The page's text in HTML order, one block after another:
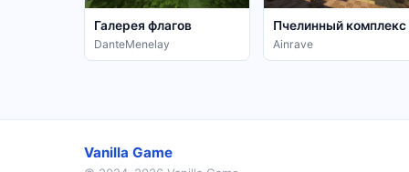
Галерея флагов
DanteMenelay
Пчелинный комплекс
Ainrave
Vanilla Game